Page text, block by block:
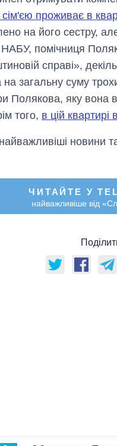
проживає в
на його сестру,
помічниця
справі»,
на загальну суму
Полякова, яку
того, в цій квартирі
новини
ЧИТАЙТЕ У
найважливіше від